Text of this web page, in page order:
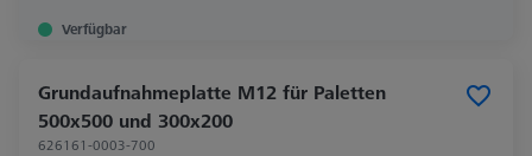
Verfügbar
Grundaufnahmeplatte M12 für Paletten
500x500 und 300x200
626161-0003-700